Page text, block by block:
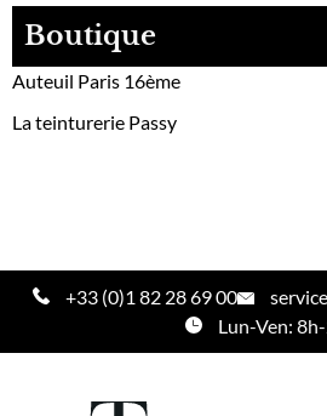
Boutique
Auteuil Paris 16ème
La teinturerie Passy
+33 (0)1 82 28 69 00
Lun-Ven: